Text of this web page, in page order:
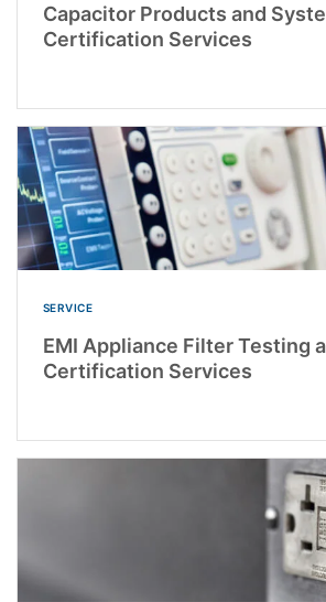
Capacitor Products and
Certification Services
SERVICE
EMI Appliance Filter Testing
Certification Services